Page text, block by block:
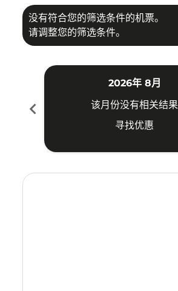
没有符合您的筛选条件的机票。
请调整您的筛选条件。
chevron_left
2026年 8月
该月份没有相关结果
寻找优惠